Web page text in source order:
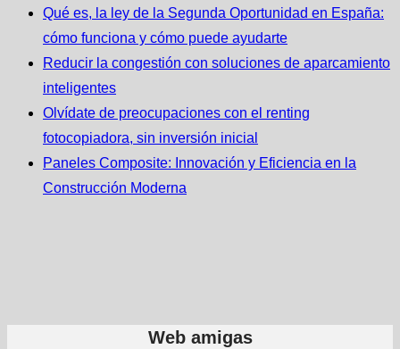
Qué es, la ley de la Segunda Oportunidad en España:
cómo funciona y cómo puede ayudarte
Reducir la congestión con soluciones de aparcamiento
inteligentes
Olvídate de preocupaciones con el renting
fotocopiadora, sin inversión inicial
Paneles Composite: Innovación y Eficiencia en la
Construcción Moderna
Web amigas